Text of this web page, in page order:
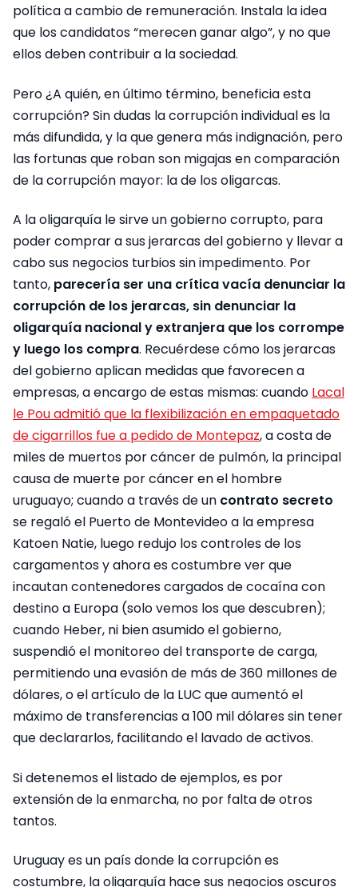
política a cambio de remuneración. Instala la idea
que los candidatos “merecen ganar algo”, y no que
ellos deben contribuir a la sociedad.
Pero ¿A quién, en último término, beneficia esta
corrupción? Sin dudas la corrupción individual es la
más difundida, y la que genera más indignación, pero
las fortunas que roban son migajas en comparación
de la corrupción mayor: la de los oligarcas.
A la oligarquía le sirve un gobierno corrupto, para
poder comprar a sus jerarcas del gobierno y llevar a
cabo sus negocios turbios sin impedimento. Por
tanto, parecería ser una crítica vacía denunciar la
corrupción de los jerarcas, sin denunciar la
oligarquía nacional y extranjera que los corrompe
y luego los compra. Recuérdese cómo los jerarcas
del gobierno aplican medidas que favorecen a
empresas, a encargo de estas mismas: cuando Lacal
le Pou admitió que la flexibilización en empaquetado
de cigarrillos fue a pedido de Montepaz, a costa de
miles de muertos por cáncer de pulmón, la principal
causa de muerte por cáncer en el hombre
uruguayo; cuando a través de un contrato secreto
se regaló el Puerto de Montevideo a la empresa
Katoen Natie, luego redujo los controles de los
cargamentos y ahora es costumbre ver que
incautan contenedores cargados de cocaína con
destino a Europa (solo vemos los que descubren);
cuando Heber, ni bien asumido el gobierno,
suspendió el monitoreo del transporte de carga,
permitiendo una evasión de más de 360 millones de
dólares, o el artículo de la LUC que aumentó el
máximo de transferencias a 100 mil dólares sin tener
que declararlos, facilitando el lavado de activos.
Si detenemos el listado de ejemplos, es por
extensión de la enmarcha, no por falta de otros
tantos.
Uruguay es un país donde la corrupción es
costumbre, la oligarquía hace sus negocios oscuros